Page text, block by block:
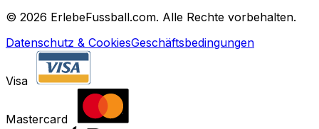
© 2026 ErlebeFussball.com. Alle Rechte vorbehalten.
Datenschutz & CookiesGeschäftsbedingungen
Visa
Mastercard